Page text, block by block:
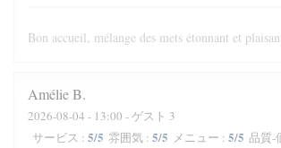
Bon accueil, mélange des mets étonnant et
AmélieB
2026-08-04 - 13:00 - ゲスト 3
サービス : 5/5 雰囲気 : 5/5 メニュー : 5/5 品質-